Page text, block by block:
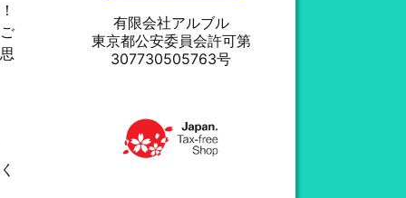
有限会社アルブル
東京都公安委員会許可第
307730505763号